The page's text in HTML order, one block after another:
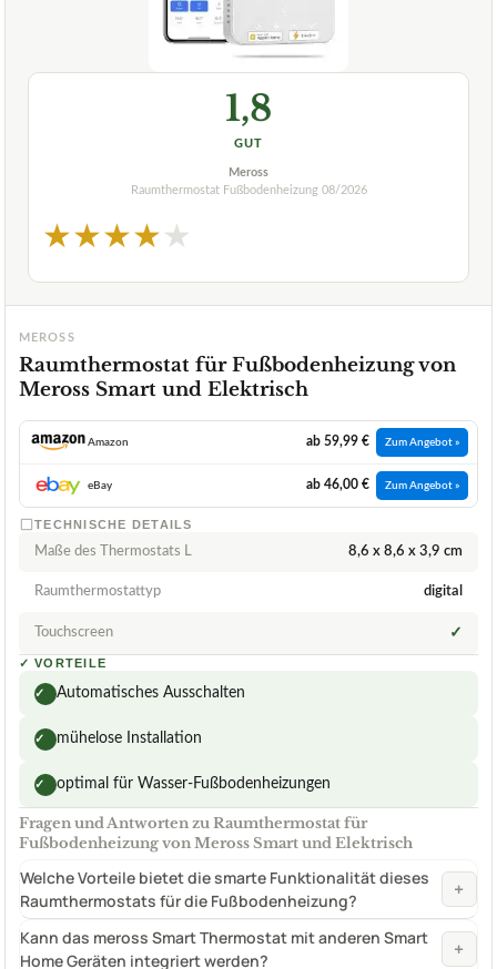
1,8
GUT
Meross
Raumthermostat Fußbodenheizung 08/2026
★★★★★
MEROSS
Raumthermostat für Fußbodenheizung von
Meross Smart und Elektrisch
Amazon ab 59,99 € Zum Angebot »
eBay ab 46,00 € Zum Angebot »
TECHNISCHE DETAILS
Maße des Thermostats L 8,6 x 8,6 x 3,9 cm
Raumthermostattyp digital
Touchscreen ✓
✓ VORTEILE
✓ Automatisches Ausschalten
✓ mühelose Installation
✓ optimal für Wasser-Fußbodenheizungen
Fragen und Antworten zu Raumthermostat für
Fußbodenheizung von Meross Smart und Elektrisch
Welche Vorteile bietet die smarte Funktionalität dieses
Raumthermostats für die Fußbodenheizung?
+
Kann das meross Smart Thermostat mit anderen Smart
Home Geräten integriert werden?
+